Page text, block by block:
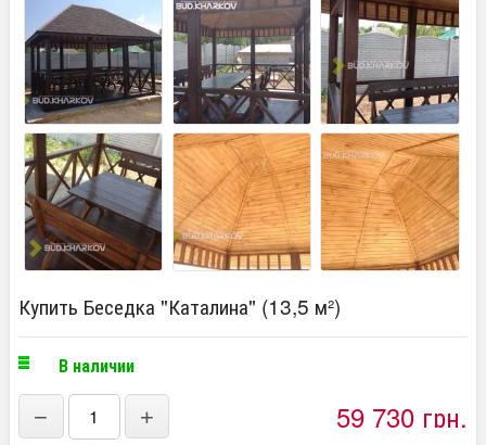
Купить Беседка "Каталина" (13,5 м²)
В наличии
− + 59 730 грн.